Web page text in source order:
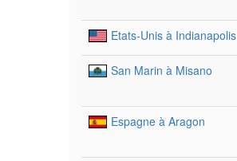
Etats-Unis à Indianapolis
San Marin à Misano
Espagne à Aragon